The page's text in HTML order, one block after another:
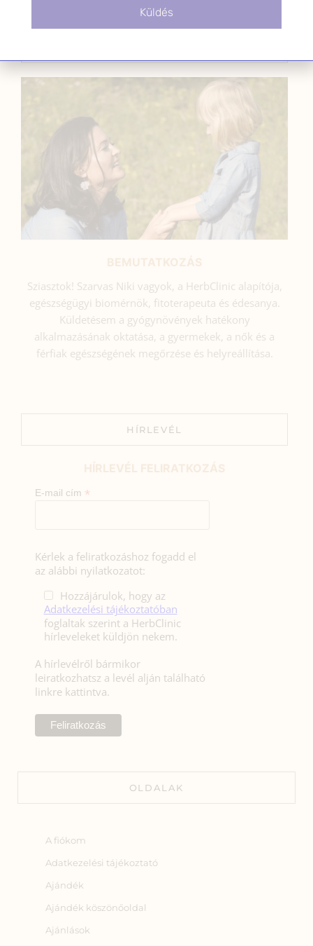
Sziasztok! Szarvas Niki vagyok, a HerbClinic alapítója,
egészségügyi biomérnök, fitoterapeuta és édesanya.
Küldetésem a gyógynövények hatékony
alkalmazásának oktatása, a gyermekek, a nők és a
férfiak egészségének megőrzése és helyreállítása.
HÍRLEVÉL
E-mail cím *
Kérlek a feliratkozáshoz fogadd el
az alábbi nyilatkozatot:
Hozzájárulok, hogy az
Adatkezelési tájékoztatóban
foglaltak szerint a HerbClinic
hírleveleket küldjön nekem.
A hírlevélről bármikor
leiratkozhatsz a levél alján található
linkre kattintva.
OLDALAK
A fiókom
Adatkezelési tájékoztató
Ajándék
Ajándék köszönőoldal
Ajánlások
Küldés